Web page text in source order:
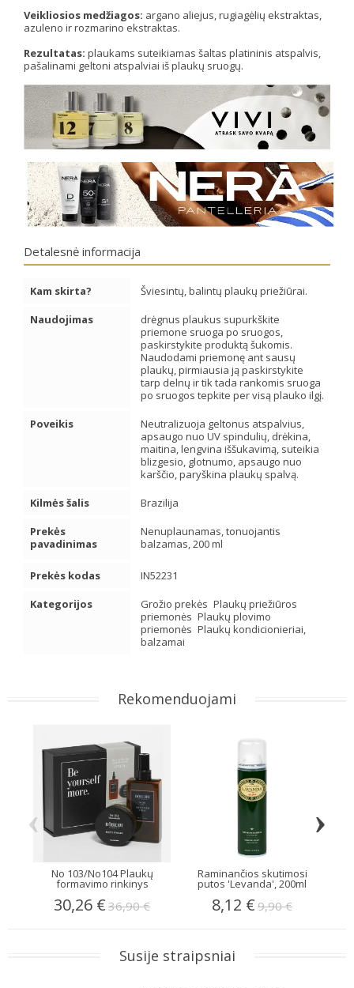
Veikliosios medžiagos: argano aliejus, rugiagėlių ekstraktas,
azuleno ir rozmarino ekstraktas.
Rezultatas: plaukams suteikiamas šaltas platininis atspalvis,
pašalinami geltoni atspalviai iš plaukų sruogų.
Detalesnė informacija
Kam skirta?
Šviesintų, balintų plaukų priežiūrai.
Naudojimas
drėgnus plaukus supurkškite
priemone sruoga po sruogos,
paskirstykite produktą šukomis.
Naudodami priemonę ant sausų
plaukų, pirmiausia ją paskirstykite
tarp delnų ir tik tada rankomis sruoga
po sruogos tepkite per visą plauko ilgį.
Poveikis
Neutralizuoja geltonus atspalvius,
apsaugo nuo UV spindulių, drėkina,
maitina, lengvina iššukavimą, suteikia
blizgesio, glotnumo, apsaugo nuo
karščio, paryškina plaukų spalvą.
Kilmės šalis
Brazilija
Prekės
pavadinimas
Nenuplaunamas, tonuojantis
balzamas, 200 ml
Prekės kodas
IN52231
Kategorijos
Grožio prekės Plaukų priežiūros
priemonės Plaukų plovimo
priemonės Plaukų kondicionieriai,
balzamai
Rekomenduojami
No 103/No104 Plaukų
formavimo rinkinys
30,26 € 36,90 €
Raminančios skutimosi
putos 'Levanda', 200ml
8,12 € 9,90 €
‹ ›
Susije straipsniai